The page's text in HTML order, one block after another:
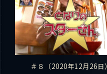
＃８（2020年12月26日）